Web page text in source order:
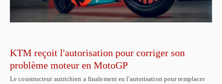
KTM reçoit l'autorisation pour corriger son
problème moteur en MotoGP
Le constructeur autrichien a finalement eu l'autorisation pour remplacer